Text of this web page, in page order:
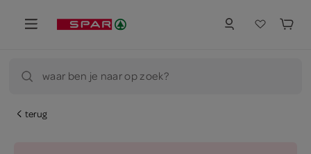
waar ben je naar op zoek?
terug